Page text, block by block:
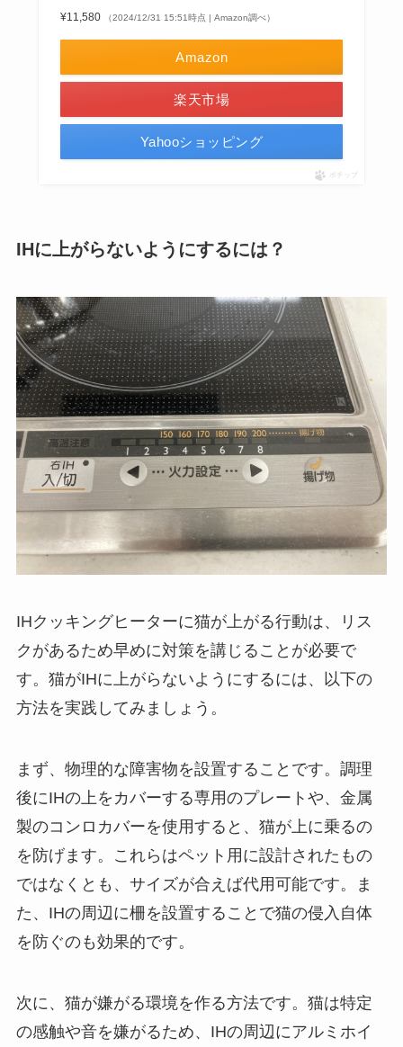
¥11,580 （2024/12/31 15:51時点 | Amazon調べ）
Amazon
楽天市場
Yahooショッピング
ポチップ
IHに上がらないようにするには？
IHクッキングヒーターに猫が上がる行動は、リス
クがあるため早めに対策を講じることが必要で
す。猫がIHに上がらないようにするには、以下の
方法を実践してみましょう。
まず、物理的な障害物を設置することです。調理
後にIHの上をカバーする専用のプレートや、金属
製のコンロカバーを使用すると、猫が上に乗るの
を防げます。これらはペット用に設計されたもの
ではなくとも、サイズが合えば代用可能です。ま
た、IHの周辺に柵を設置することで猫の侵入自体
を防ぐのも効果的です。
次に、猫が嫌がる環境を作る方法です。猫は特定
の感触や音を嫌がるため、IHの周辺にアルミホイ